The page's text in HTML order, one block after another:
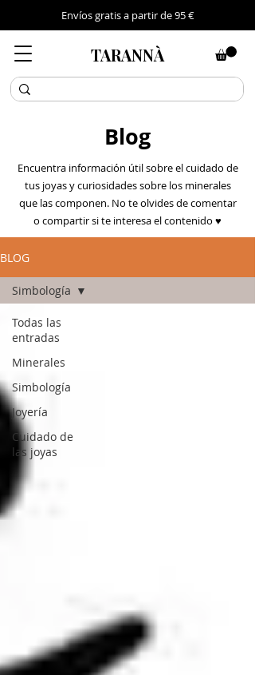
TARANNÀ
Envíos gratis a partir de 95 €
Blog
Encuentra información útil sobre el cuidado de
tus joyas y curiosidades sobre los minerales
que las componen. No te olvides de comentar
o compartir si te interesa el contenido ♥
BLOG
Todas las
entradas
Minerales
Simbología
Joyería
Cuidado de
las joyas
Simbología